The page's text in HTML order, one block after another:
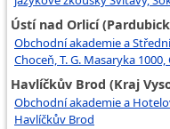
Ústí nad Orlicí
Obchodní akademie a
Choceň, T. G. Masaryka 1000,
Havlíčkův Brod (Kraj
Obchodní akademie a
Havlíčkův Brod